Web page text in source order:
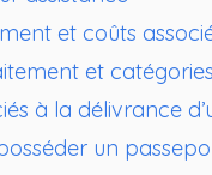
et coûts
et
à la délivrance
un